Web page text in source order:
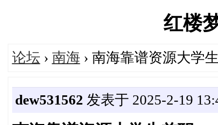
红楼
论坛 › 南海 › 南海靠谱资源大学
dew531562 发表于 2025-2-19